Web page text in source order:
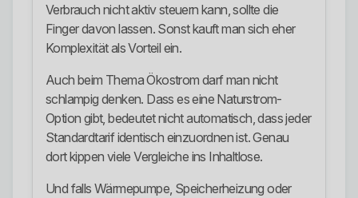
Verbrauch nicht aktiv steuern kann, sollte die
Finger davon lassen. Sonst kauft man sich eher
Komplexität als Vorteil ein.
Auch beim Thema Ökostrom darf man nicht
schlampig denken. Dass es eine Naturstrom-
Option gibt, bedeutet nicht automatisch, dass jeder
Standardtarif identisch einzuordnen ist. Genau
dort kippen viele Vergleiche ins Inhaltlose.
Und falls Wärmepumpe, Speicherheizung oder